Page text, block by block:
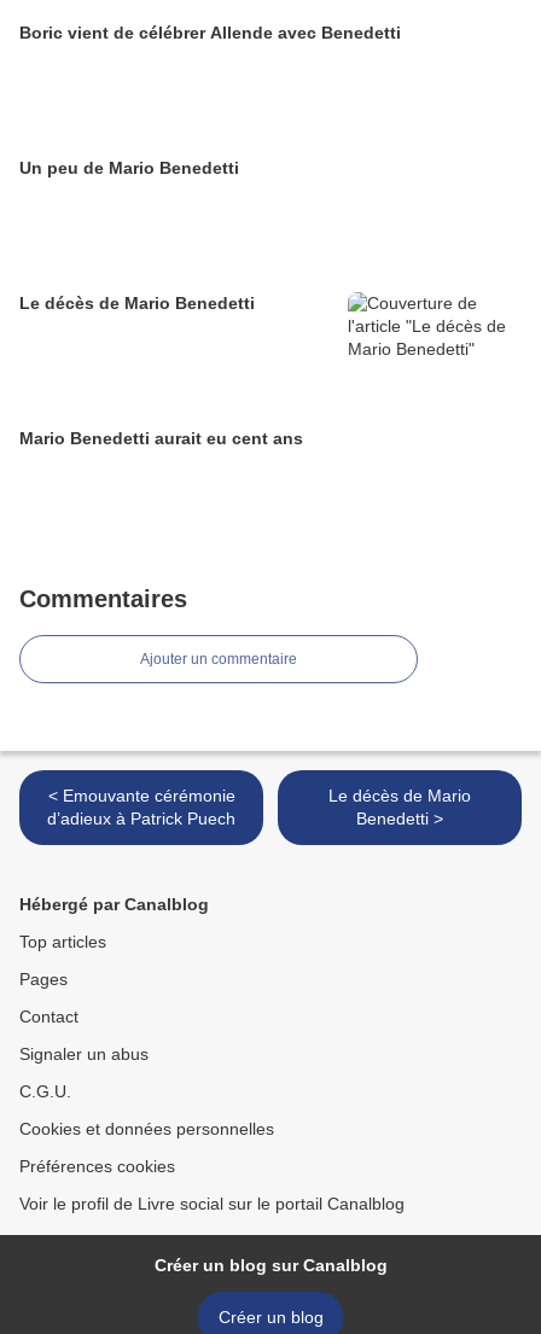
Boric vient de célébrer Allende avec Benedetti
Un peu de Mario Benedetti
Le décès de Mario Benedetti
Mario Benedetti aurait eu cent ans
Commentaires
Ajouter un commentaire
< Emouvante cérémonie
d’adieux à Patrick Puech
Le décès de Mario
Benedetti >
Hébergé par Canalblog
Top articles
Pages
Contact
Signaler un abus
C.G.U.
Cookies et données personnelles
Préférences cookies
Voir le profil de Livre social sur le portail Canalblog
Créer un blog sur Canalblog
Créer un blog